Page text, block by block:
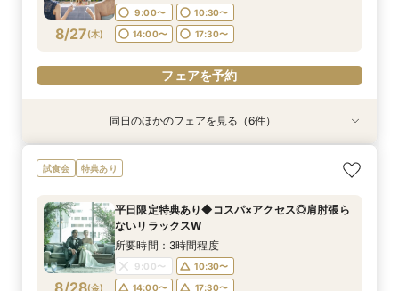
フェアを予約
フェアを予約
フェアを予約
フェアを予約
フェアを予約
フェアを予約
8/27(木)
9:00〜
10:30〜
14:00〜
17:30〜
フェアを予約
特典あり
8/27(木)
＼料理重視の方へ／最高グレードへUP特典付◎
人気料理演出体験
9:00〜
10:30〜
14:00〜
17:30〜
フェアを予約
特典あり
8/27(木)
＼駅直結＆ワンフロア貸切／持込OK×自由度◎贅
沢空間で叶うW
9:00〜
10:30〜
14:00〜
17:30〜
フェアを予約
特典あり
8/27(木)
【自己負担ゼロで叶う】パーティースタイル提
案！コスパ◎相談会
9:00〜
10:30〜
14:00〜
17:30〜
フェアを予約
特典あり
8/27(木)
＼1件目来館特典有／贅沢試食付◆見積もり＆日
程イチから相談会
9:00〜
10:30〜
14:00〜
17:30〜
フェアを予約
8/27(木)
最短60分！さくっと相談OK◎スマホで簡単！オ
ンライン相談会
11:00〜
14:00〜
17:30〜
18:30〜
フェアを予約
特典あり
8/27(木)
平日限定特典あり◆コスパ×アクセス◎肩肘張ら
ないリラックスW
9:00〜
10:30〜
14:00〜
17:30〜
フェアを予約
同日のほかのフェアを見る（6件）
試食会 特典あり
(金)
平日限定特典あり◆コスパ×アクセス◎肩肘張ら
ないリラックスW
所要時間：3時間程度
9:00〜
10:30〜
14:00〜
17:30〜